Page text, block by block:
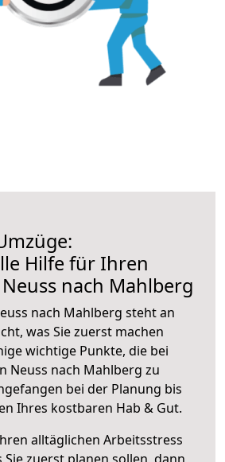
Hilfe für Ihren
nach Mahlberg
nach Mahlberg steht an
was Sie zuerst machen
wichtige Punkte, die bei
Neuss nach Mahlberg zu
bei der Planung bis
Ihres kostbaren Hab & Gut.
alltäglichen Arbeitsstress